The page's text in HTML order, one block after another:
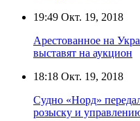
19:49 Окт. 19, 2018
Арестованное на
выставят на аукцион
18:18 Окт. 19, 2018
Судно «Норд»
розыску и